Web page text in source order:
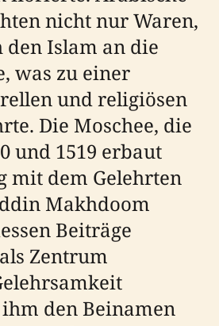
nicht nur Waren,
den Islam an die
was zu einer
und religiösen
Die Moschee, die
und 1519 erbaut
mit dem Gelehrten
Makhdoom
Beiträge
Zentrum
den Beinamen